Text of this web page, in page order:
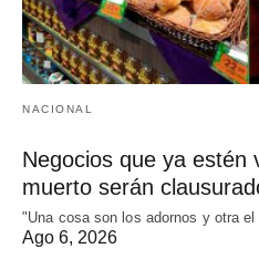
NACIONAL
Negocios que ya estén
muerto serán
"Una cosa son los adornos y otra
Ago 6, 2026